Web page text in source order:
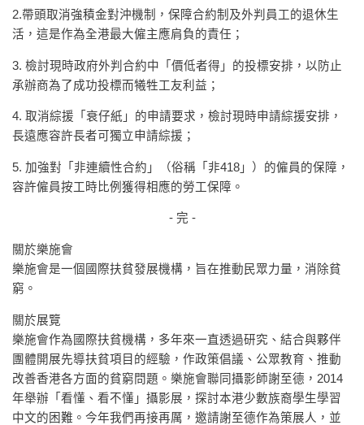
2.帶頭取消強積金對沖機制，保障合約制及外判員工的退休生
活，這是作為全港最大僱主應肩負的責任；
3. 檢討現時政府外判合約中「價低者得」的投標安排，以防止
承辦商為了成功投標而犧牲工友利益；
4. 取消綜援「衰仔紙」的申請要求，檢討現時申請綜援安排，
長遠應容許長者可獨立申請綜援；
5. 加強對「非連續性合約」（俗稱「非418」）的僱員的保障，
容許僱員按工時比例獲得相應的勞工保障。
- 完 -
關於樂施會
樂施會是一個國際扶貧發展機構，旨在推動民眾力量，消除貧
窮。
關於展覽
樂施會作為國際扶貧機構，多年來一直透過研究、結合與夥伴
團體開展先導扶貧項目的經驗，作政策倡議、公眾教育、推動
改善香港各方面的貧窮問題。樂施會聯同攝影師謝至德，2014
年舉辦「看懂、看不懂」攝影展，探討本港少數族裔學生學習
中文的困難。今年我們再接再厲，邀請謝至德作為策展人，並